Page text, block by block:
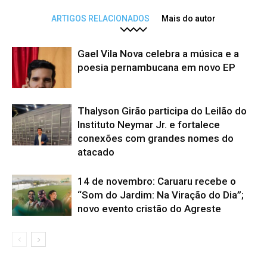
ARTIGOS RELACIONADOS Mais do autor
Gael Vila Nova celebra a música e a
poesia pernambucana em novo EP
Thalyson Girão participa do Leilão do
Instituto Neymar Jr. e fortalece
conexões com grandes nomes do
atacado
14 de novembro: Caruaru recebe o
“Som do Jardim: Na Viração do Dia”;
novo evento cristão do Agreste